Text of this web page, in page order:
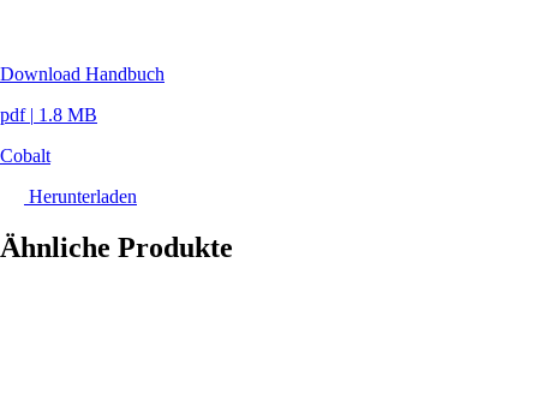
Download Handbuch
pdf | 1.8 MB
Cobalt
Herunterladen
Ähnliche Produkte